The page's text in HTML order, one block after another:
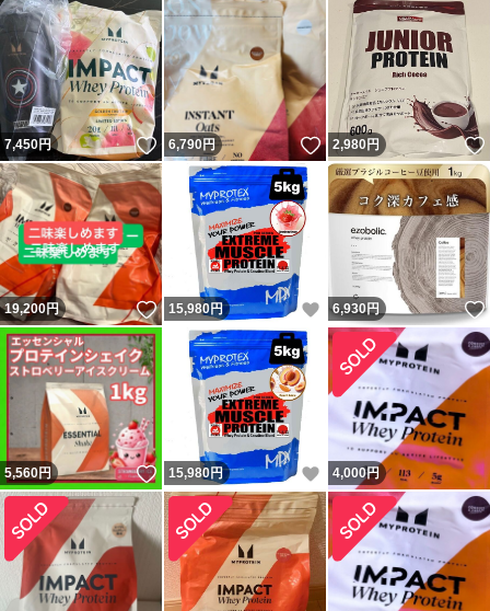
7,450円 いいね！
6,790円 いいね！
2,980円
19,200円 いいね！
15,980円 いいね！
6,930円
5,560円 いいね！
15,980円 いいね！
4,000円